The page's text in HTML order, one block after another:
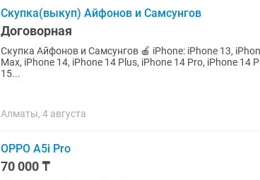
Скупка(выкуп) Айфонов и Самсунгов
Договорная
Скупка Айфонов и Самсунгов 🍎 iPhone: iPhone 13, iPhone 13 mini, iPhone 13 Pro, iPhone 13 Pro
Max, iPhone 14, iPhone 14 Plus, iPhone 14 Pro, iPhone 14
15...
Алматы, 4 августа
OPPO A5i Pro
70 000 ₸